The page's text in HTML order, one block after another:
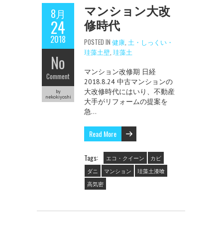
8月
24
2018
No
Comment
by
nekokiyoshi
マンション大改
修時代
POSTED IN 健康 土・しっくい・
珪藻土壁 珪藻土
マンション改修期 日経
2018.8.24 中古マンションの
大改修時代にはいり、不動産
大手がリフォームの提案を
急…
Read More
Tags: エコ・クイーン
カビ
ダニ
マンション
珪藻土漆喰
高気密